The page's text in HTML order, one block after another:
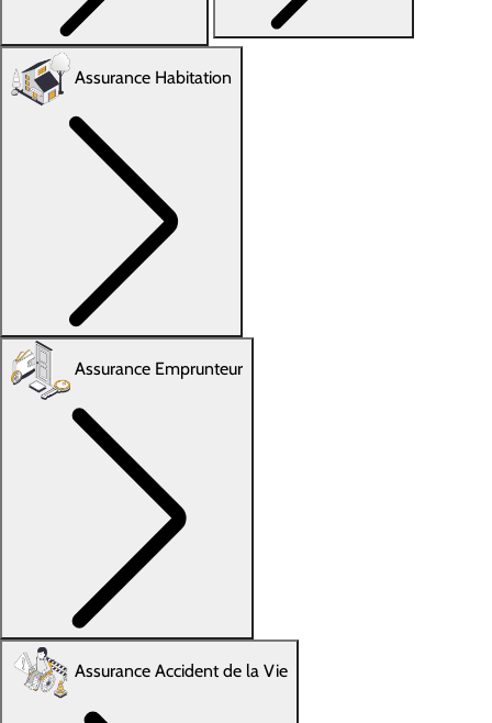
Assurance Habitation
Assurance Emprunteur
Assurance Accident de la Vie